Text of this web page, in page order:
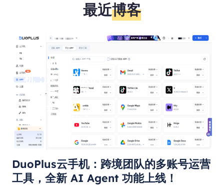
最近博客
DuoPlus云手
机：跨境团队的
多账号运营工
具，全新 AI
Agent 功能上
线！
DuoPlus云手机：跨境团队的多账号运营
工具，全新 AI Agent 功能上线！